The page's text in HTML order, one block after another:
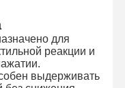
для
реакции и
выдерживать